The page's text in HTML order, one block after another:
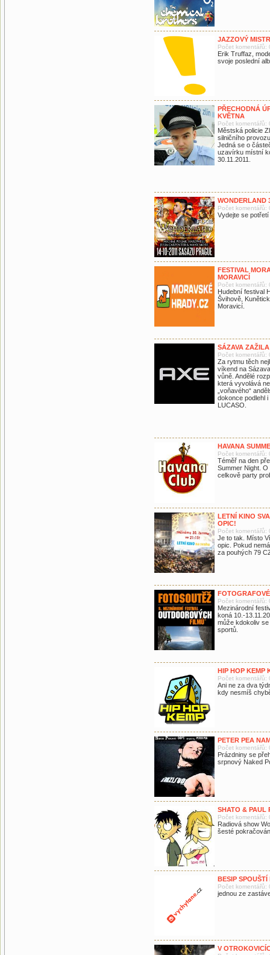
JAZZOVÝ
Počet komentářů:
Erik Truffaz,
svoje poslední
PŘECHODNÁ
KVĚTNA
Počet komentářů:
Městská policie
silničního
Jedná se o
uzavírku místní
30.11.2011.
WONDERLAND
Počet komentářů:
Vydejte se
FESTIVAL
MORAVICÍ
Počet komentářů:
Hudební festival
Švihově,
Moravicí.
SÁZAVA
Počet komentářů:
Za rytmu těch
víkend na
vůně. Andělé
která vyvolává
„voňavého“
dokonce podlehl
LUCASO.
HAVANA
Počet komentářů:
Téměř na den
Summer Night.
celkově party
LETNÍ KINO
OPIC!
Počet komentářů:
Je to tak. Místo
opic. Pokud
za pouhých 79
Počet komentářů:
Mezinárodní
koná 10.-
může kdokoliv
sportů.
HIP HOP KEMP
Počet komentářů:
Ani ne za dva
kdy nesmíš
PETER PEA
Počet komentářů:
Prázdniny se
srpnový Naked
SHATO & PAUL
Počet komentářů:
Radiová show
šesté
BESIP
Počet komentářů:
jednou ze
V